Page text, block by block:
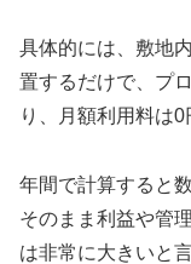
具体的には、敷地
置するだけで、プ
り、月額利用料は0
年間で計算すると
そのまま利益や管
は非常に大きいと